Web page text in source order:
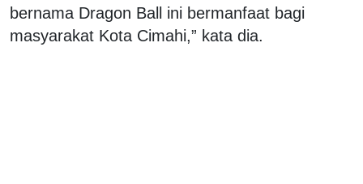
bernama Dragon Ball ini bermanfaat bagi
masyarakat Kota Cimahi,” kata dia.